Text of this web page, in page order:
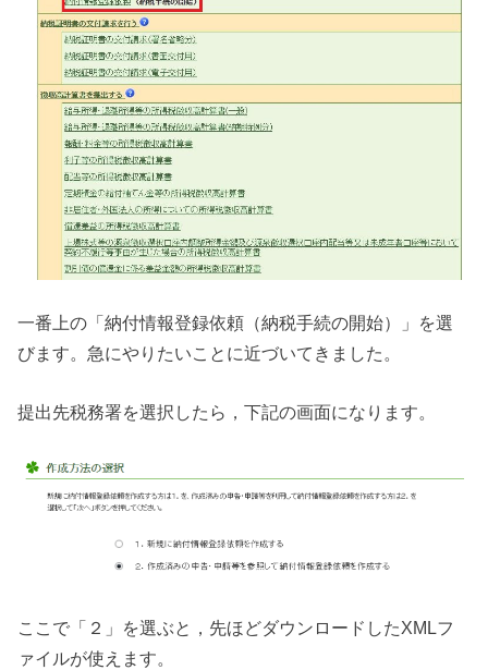
一番上の「納付情報登録依頼（納税手続の開始）」を選
びます。急にやりたいことに近づいてきました。
提出先税務署を選択したら，下記の画面になります。
ここで「２」を選ぶと，先ほどダウンロードしたXMLフ
ァイルが使えます。